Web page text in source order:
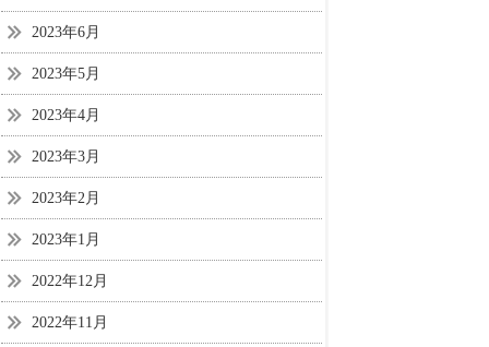
2023年6月
2023年5月
2023年4月
2023年3月
2023年2月
2023年1月
2022年12月
2022年11月